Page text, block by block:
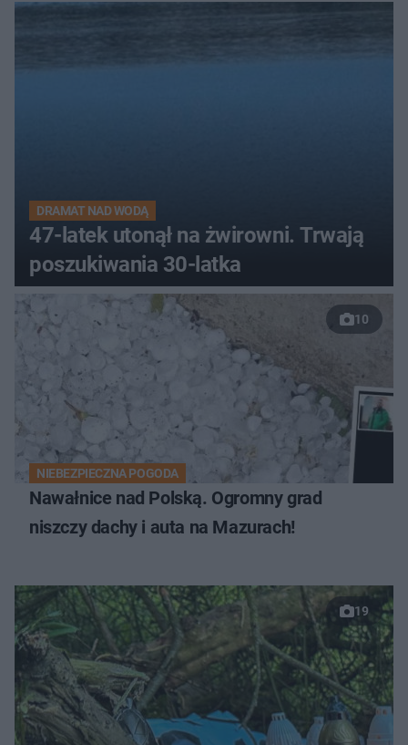
DRAMAT NAD WODĄ
47-latek utonął na żwirowni. Trwają
poszukiwania 30-latka
10
NIEBEZPIECZNA POGODA
Nawałnice nad Polską. Ogromny grad
niszczy dachy i auta na Mazurach!
19